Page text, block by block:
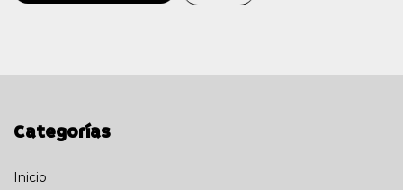
Categorías
Inicio